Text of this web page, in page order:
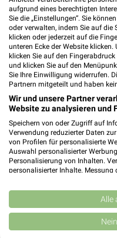
trinkgut
Davenstedter
30453
Heute 09:00
251,99 km
Getränke
Ahnser Str. 4
31675
Heute 09:00
295,94 km •
Hol'ab
aufgrund eines berechtigten
Sie die „Einstellungen“. Sie
oder verwalten, indem Sie auf die
klicken oder jederzeit auf die
unteren Ecke der Website
klicken Sie auf den
und klicken Sie auf den
Sie Ihre Einwilligung widerrufen.
Partnern mitgeteilt und haben
Wir und unsere Partner
Website zu analysieren und
Speichern von oder Zugriff auf
Verwendung reduzierter Daten
von Profilen für personalisierte
Auswahl personalisierter
Personalisierung von Inhalten.
personalisierter Inhalte. Messung
Kombinationen von Daten aus
Verbesserung der Angebote.
von Inhalten.
Daten können außerhalb der
USA gesendet werden.
Alle